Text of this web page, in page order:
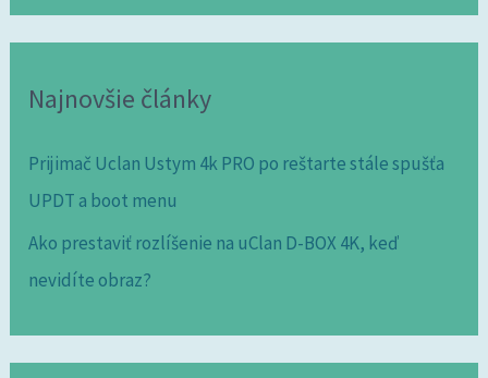
Najnovšie články
Prijimač Uclan Ustym 4k PRO po reštarte stále spušťa
UPDT a boot menu
Ako prestaviť rozlíšenie na uClan D-BOX 4K, keď
nevidíte obraz?